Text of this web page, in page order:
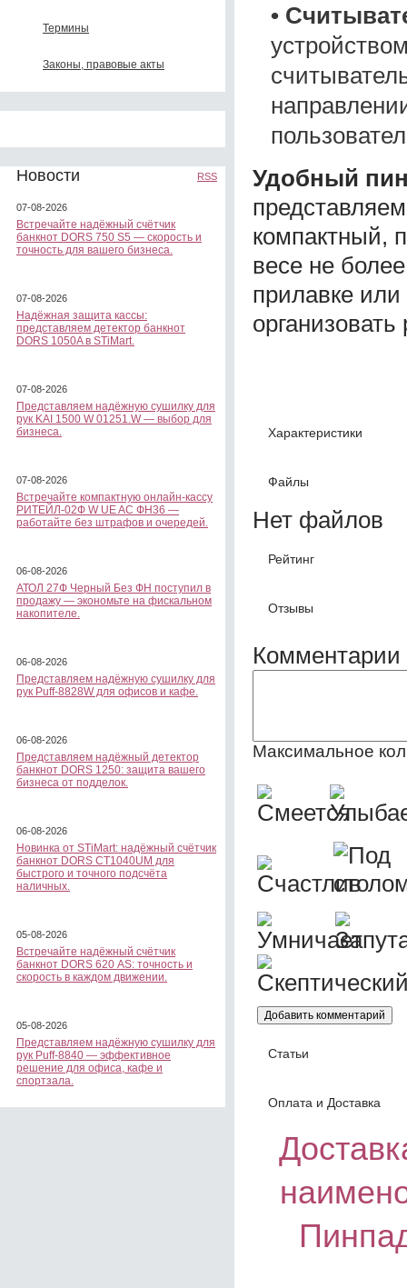
Термины
Законы, правовые акты
Новости RSS
07-08-2026
Встречайте надёжный счётчик
банкнот DORS 750 S5 — скорость и
точность для вашего бизнеса.
07-08-2026
Надёжная защита кассы:
представляем детектор банкнот
DORS 1050A в STiMart.
07-08-2026
Представляем надёжную сушилку для
рук KAI 1500 W 01251.W — выбор для
бизнеса.
07-08-2026
Встречайте компактную онлайн-кассу
РИТЕЙЛ-02Ф W UE AC ФН36 —
работайте без штрафов и очередей.
06-08-2026
АТОЛ 27Ф Черный Без ФН поступил в
продажу — экономьте на фискальном
накопителе.
06-08-2026
Представляем надёжную сушилку для
рук Puff-8828W для офисов и кафе.
06-08-2026
Представляем надёжный детектор
банкнот DORS 1250: защита вашего
бизнеса от подделок.
06-08-2026
Новинка от STiMart: надёжный счётчик
банкнот DORS CT1040UM для
быстрого и точного подсчёта
наличных.
05-08-2026
Встречайте надёжный счётчик
банкнот DORS 620 АS: точность и
скорость в каждом движении.
05-08-2026
Представляем надёжную сушилку для
рук Puff-8840 — эффективное
решение для офиса, кафе и
спортзала.
•
Удобный
компактный,
весе не
прилавке или
Характеристики
Файлы
Нет файлов
Рейтинг
Отзывы
Комментарии
Максимальное
Статьи
Оплата и Доставка